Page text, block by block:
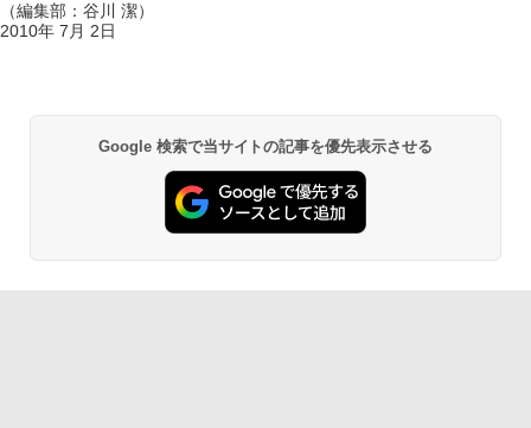
（編集部：谷川 潔）
2010年 7月 2日
Google 検索で当サイトの記事を優先表示させる